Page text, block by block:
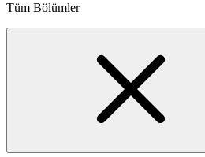
Tüm Bölümler